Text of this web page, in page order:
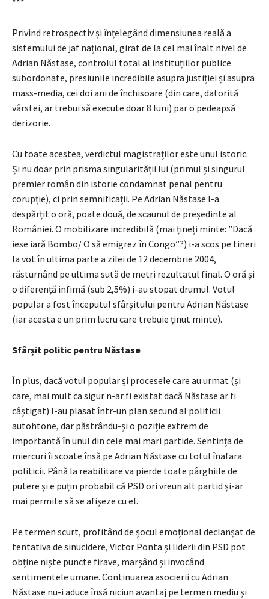
Privind retrospectiv și înțelegând dimensiunea reală a
sistemului de jaf național, girat de la cel mai înalt nivel de
Adrian Năstase, controlul total al instituțiilor publice
subordonate, presiunile incredibile asupra justiției și asupra
mass-media, cei doi ani de închisoare (din care, datorită
vârstei, ar trebui să execute doar 8 luni) par o pedeapsă
derizorie.
Cu toate acestea, verdictul magistraților este unul istoric.
Și nu doar prin prisma singularității lui (primul și singurul
premier român din istorie condamnat penal pentru
corupție), ci prin semnificații. Pe Adrian Năstase l-a
despărțit o oră, poate două, de scaunul de președinte al
României. O mobilizare incredibilă (mai țineți minte: ”Dacă
iese iară Bombo/ O să emigrez în Congo”?) i-a scos pe tineri
la vot în ultima parte a zilei de 12 decembrie 2004,
răsturnând pe ultima sută de metri rezultatul final. O oră și
o diferență infimă (sub 2,5%) i-au stopat drumul. Votul
popular a fost începutul sfârșitului pentru Adrian Năstase
(iar acesta e un prim lucru care trebuie ținut minte).
Sfârșit politic pentru Năstase
În plus, dacă votul popular și procesele care au urmat (și
care, mai mult ca sigur n-ar fi existat dacă Năstase ar fi
câștigat) l-au plasat într-un plan secund al politicii
autohtone, dar păstrându-și o poziție extrem de
importantă în unul din cele mai mari partide. Sentința de
miercuri îi scoate însă pe Adrian Năstase cu totul înafara
politicii. Până la reabilitare va pierde toate pârghiile de
putere și e puțin probabil că PSD ori vreun alt partid și-ar
mai permite să se afișeze cu el.
Pe termen scurt, profitând de șocul emoțional declanșat de
tentativa de sinucidere, Victor Ponta și liderii din PSD pot
obține niște puncte firave, marșând și invocând
sentimentele umane. Continuarea asocierii cu Adrian
Năstase nu-i aduce însă niciun avantaj pe termen mediu și